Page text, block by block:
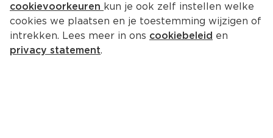
Dr. Oetker Deco Drip Choco
decoratie
cookievoorkeuren kun je ook zelf instellen welke
cookies we plaatsen en je toestemming wijzigen of
intrekken. Lees meer in ons cookiebeleid en
privacy statement.